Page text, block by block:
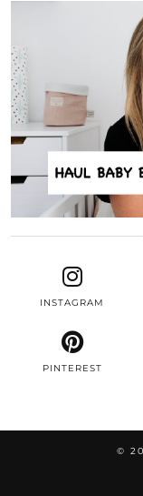
INSTAGRAM
PINTEREST
©